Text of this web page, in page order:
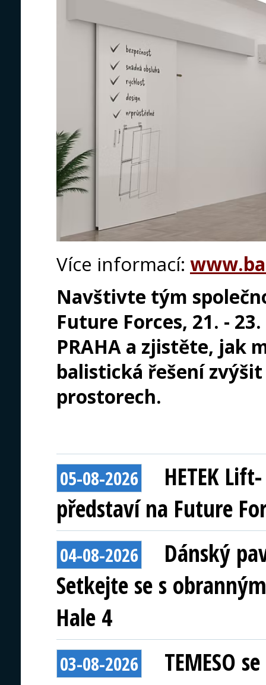
Více informací:
Navštivte tým
Future Forces, 21. -
PRAHA a zjistěte, jak
balistická řešení
prostorech.
05-08-2026
HETEK
představí na Future
04-08-2026
Dánský
Setkejte se s
Hale 4
03-08-2026
TEMESO